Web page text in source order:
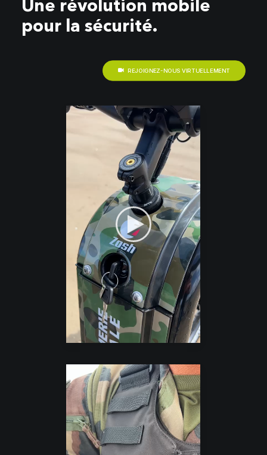
Une révolution mobile
pour la sécurité.
REJOIGNEZ-NOUS VIRTUELLEMENT